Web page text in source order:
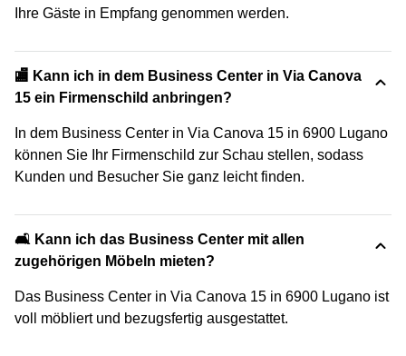
Ihre Gäste in Empfang genommen werden.
🏬 Kann ich in dem Business Center in Via Canova
15 ein Firmenschild anbringen?
In dem Business Center in Via Canova 15 in 6900 Lugano
können Sie Ihr Firmenschild zur Schau stellen, sodass
Kunden und Besucher Sie ganz leicht finden.
🛋️ Kann ich das Business Center mit allen
zugehörigen Möbeln mieten?
Das Business Center in Via Canova 15 in 6900 Lugano ist
voll möbliert und bezugsfertig ausgestattet.